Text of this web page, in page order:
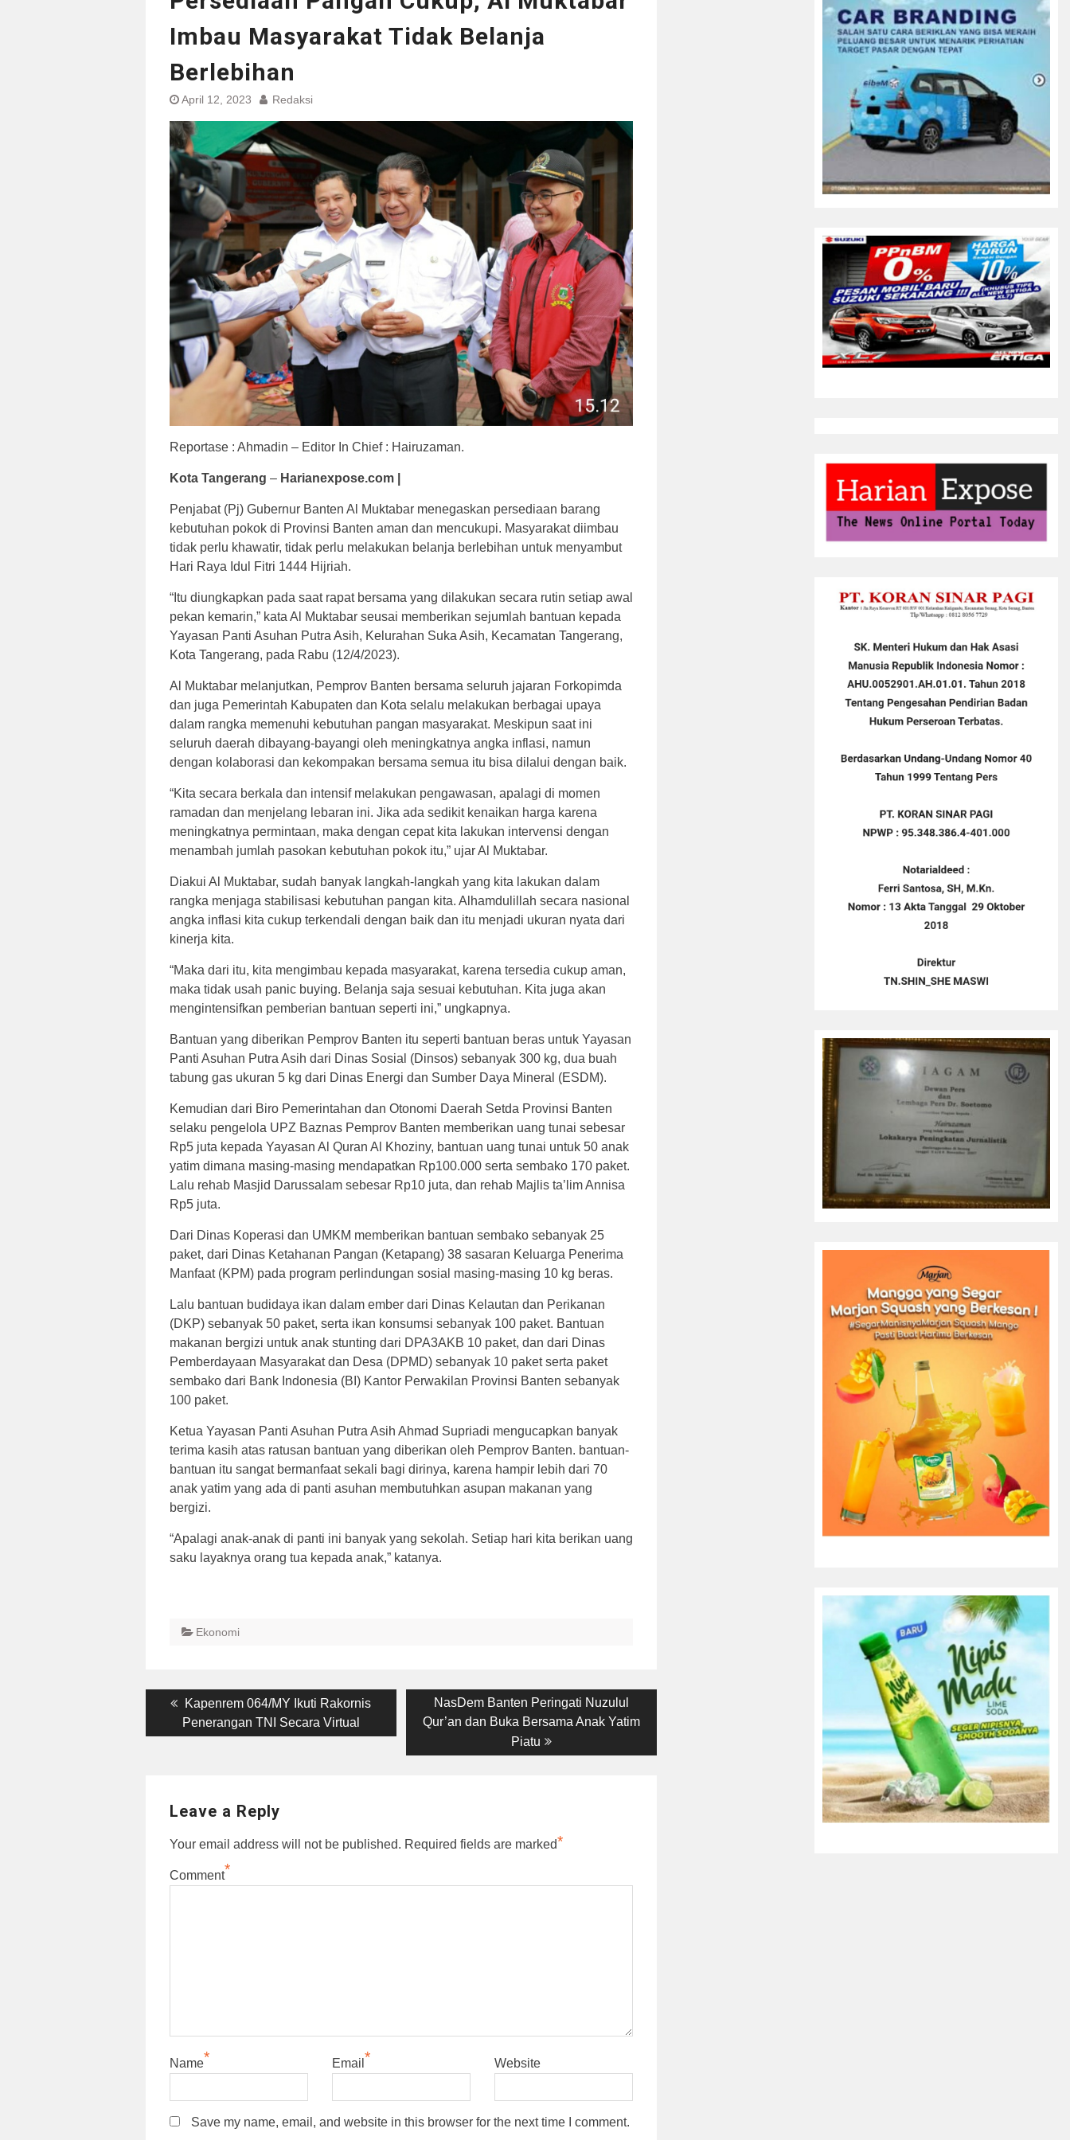
Imbau Masyarakat Tidak Belanja
Berlebihan
April 12, 2023 Redaksi
Reportase : Ahmadin – Editor In Chief : Hairuzaman.
Kota Tangerang – Harianexpose.com |
Penjabat (Pj) Gubernur Banten Al Muktabar menegaskan persediaan barang
kebutuhan pokok di Provinsi Banten aman dan mencukupi. Masyarakat diimbau
tidak perlu khawatir, tidak perlu melakukan belanja berlebihan untuk menyambut
Hari Raya Idul Fitri 1444 Hijriah.
“Itu diungkapkan pada saat rapat bersama yang dilakukan secara rutin setiap awal
pekan kemarin,” kata Al Muktabar seusai memberikan sejumlah bantuan kepada
Yayasan Panti Asuhan Putra Asih, Kelurahan Suka Asih, Kecamatan Tangerang,
Kota Tangerang, pada Rabu (12/4/2023).
Al Muktabar melanjutkan, Pemprov Banten bersama seluruh jajaran Forkopimda
dan juga Pemerintah Kabupaten dan Kota selalu melakukan berbagai upaya
dalam rangka memenuhi kebutuhan pangan masyarakat. Meskipun saat ini
seluruh daerah dibayang-bayangi oleh meningkatnya angka inflasi, namun
dengan kolaborasi dan kekompakan bersama semua itu bisa dilalui dengan baik.
“Kita secara berkala dan intensif melakukan pengawasan, apalagi di momen
ramadan dan menjelang lebaran ini. Jika ada sedikit kenaikan harga karena
meningkatnya permintaan, maka dengan cepat kita lakukan intervensi dengan
menambah jumlah pasokan kebutuhan pokok itu,” ujar Al Muktabar.
Diakui Al Muktabar, sudah banyak langkah-langkah yang kita lakukan dalam
rangka menjaga stabilisasi kebutuhan pangan kita. Alhamdulillah secara nasional
angka inflasi kita cukup terkendali dengan baik dan itu menjadi ukuran nyata dari
kinerja kita.
“Maka dari itu, kita mengimbau kepada masyarakat, karena tersedia cukup aman,
maka tidak usah panic buying. Belanja saja sesuai kebutuhan. Kita juga akan
mengintensifkan pemberian bantuan seperti ini,” ungkapnya.
Bantuan yang diberikan Pemprov Banten itu seperti bantuan beras untuk Yayasan
Panti Asuhan Putra Asih dari Dinas Sosial (Dinsos) sebanyak 300 kg, dua buah
tabung gas ukuran 5 kg dari Dinas Energi dan Sumber Daya Mineral (ESDM).
Kemudian dari Biro Pemerintahan dan Otonomi Daerah Setda Provinsi Banten
selaku pengelola UPZ Baznas Pemprov Banten memberikan uang tunai sebesar
Rp5 juta kepada Yayasan Al Quran Al Khoziny, bantuan uang tunai untuk 50 anak
yatim dimana masing-masing mendapatkan Rp100.000 serta sembako 170 paket.
Lalu rehab Masjid Darussalam sebesar Rp10 juta, dan rehab Majlis ta’lim Annisa
Rp5 juta.
Dari Dinas Koperasi dan UMKM memberikan bantuan sembako sebanyak 25
paket, dari Dinas Ketahanan Pangan (Ketapang) 38 sasaran Keluarga Penerima
Manfaat (KPM) pada program perlindungan sosial masing-masing 10 kg beras.
Lalu bantuan budidaya ikan dalam ember dari Dinas Kelautan dan Perikanan
(DKP) sebanyak 50 paket, serta ikan konsumsi sebanyak 100 paket. Bantuan
makanan bergizi untuk anak stunting dari DPA3AKB 10 paket, dan dari Dinas
Pemberdayaan Masyarakat dan Desa (DPMD) sebanyak 10 paket serta paket
sembako dari Bank Indonesia (BI) Kantor Perwakilan Provinsi Banten sebanyak
100 paket.
Ketua Yayasan Panti Asuhan Putra Asih Ahmad Supriadi mengucapkan banyak
terima kasih atas ratusan bantuan yang diberikan oleh Pemprov Banten. bantuan-
bantuan itu sangat bermanfaat sekali bagi dirinya, karena hampir lebih dari 70
anak yatim yang ada di panti asuhan membutuhkan asupan makanan yang
bergizi.
“Apalagi anak-anak di panti ini banyak yang sekolah. Setiap hari kita berikan uang
saku layaknya orang tua kepada anak,” katanya.
Ekonomi
Post
navigation
Previous
post:
Kapenrem 064/MY Ikuti Rakornis
Penerangan TNI Secara Virtual
Next
post:
NasDem Banten Peringati Nuzulul
Qur’an dan Buka Bersama Anak Yatim
Piatu
Leave a Reply
Your email address will not be published. Required fields are marked*
Comment*
Name* Email * Website
Save my name, email, and website in this browser for the next time I comment.